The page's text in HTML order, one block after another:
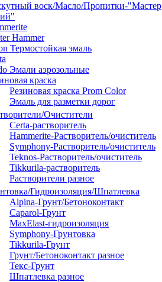
воск/Масло/Пропитки-"Мастер
Hammer
Термостойкая эмаль
Эмали аэрозольные
краска
Резиновая краска Prom Color
Эмаль для разметки дорог
Очистители
Certa-растворитель
Hammerite-Растворитель/очиститель
Symphony-Растворитель/очиститель
Teknos-Растворитель/очиститель
Tikkurila-растворитель
Растворители разное
Гидроизоляция/Шпатлевка
Alpina-Грунт/Бетоноконтакт
Caparol-Грунт
MaxElast-гидроизоляция
Symphony-Грунтовка
Tikkurila-Грунт
Грунт/Бетоноконтакт разное
Текс-Грунт
Шпатлевка разное